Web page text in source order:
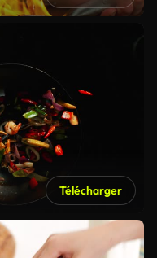
Télécharger